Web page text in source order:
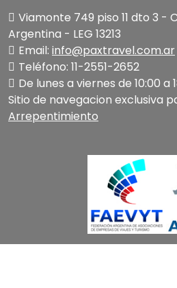
Viamonte 749 piso 11 dto 3 -
Argentina - LEG 13213
Email: info@paxtravel.com.ar
Teléfono: 11-2551-2652
De lunes a viernes de 10:00 a
Sitio de navegacion exclusiva
Arrepentimiento